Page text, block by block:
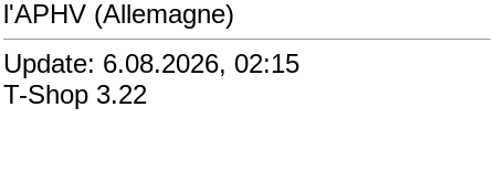
l'APHV (Allemagne)
Update: 6.08.2026, 02:15
T-Shop 3.22